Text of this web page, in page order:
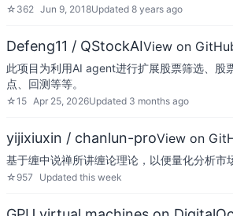
☆ 362 Jun 9, 2018Updated 8 years ago
Defeng11 / QStockAIView on
此项目为利用AI agent进行扩展股票筛选、股
点、回测等等。
☆15 Apr 25, 2026Updated 3 months ago
yijixiuxin / chanlun-proView on
基于缠中说禅所讲缠论理论，以便量化分析市
☆ 957 Updated this week